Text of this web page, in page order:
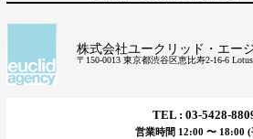
株式会社ユークリッド・エー
〒150-0013 東京都渋谷区恵比寿2-16-6
TEL : 03-5428-
営業時間 12:00 〜 18:00 (